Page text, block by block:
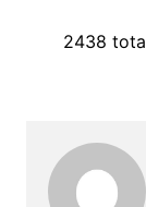
2438